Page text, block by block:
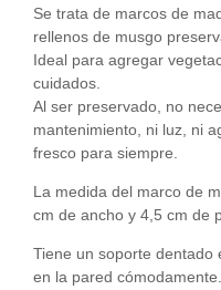
Se trata de marcos de
rellenos de musgo
Ideal para agregar
cuidados.
Al ser preservado, no
mantenimiento, ni luz, ni
fresco para siempre.
La medida del marco de
cm de ancho y 4,5 cm de
Tiene un soporte dentado
en la pared cómodamente.